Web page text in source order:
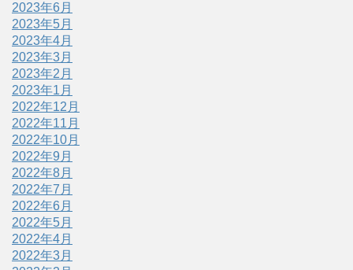
2023年6月
2023年5月
2023年4月
2023年3月
2023年2月
2023年1月
2022年12月
2022年11月
2022年10月
2022年9月
2022年8月
2022年7月
2022年6月
2022年5月
2022年4月
2022年3月